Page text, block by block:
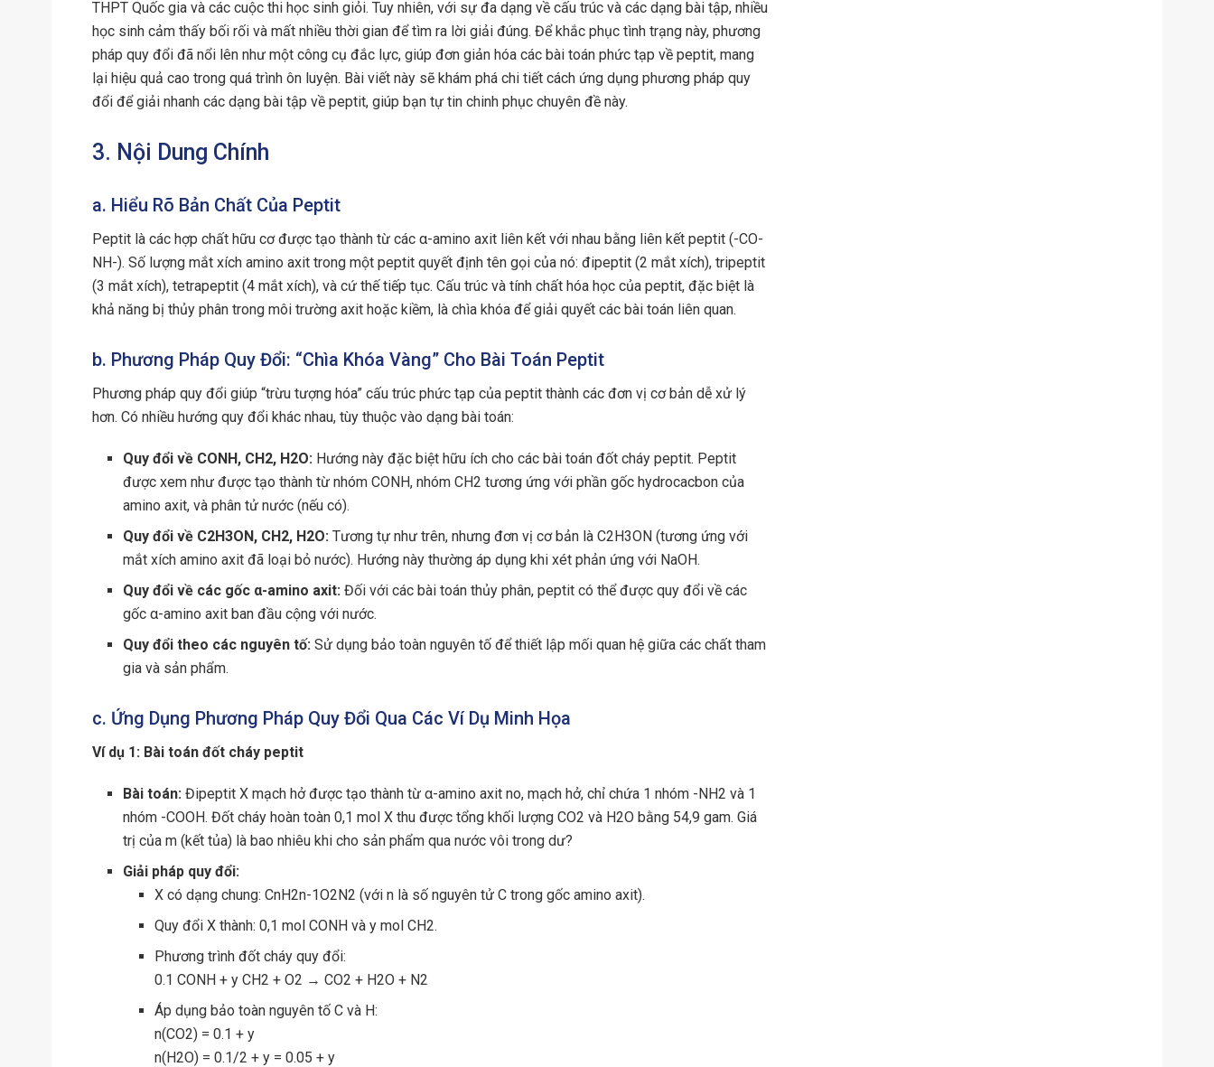
THPT Quốc gia và các cuộc thi học sinh giỏi. Tuy nhiên, với sự đa dạng về cấu trúc và các dạng bài tập, nhiều
học sinh cảm thấy bối rối và mất nhiều thời gian để tìm ra lời giải đúng. Để khắc phục tình trạng này, phương
pháp quy đổi đã nổi lên như một công cụ đắc lực, giúp đơn giản hóa các bài toán phức tạp về peptit, mang
lại hiệu quả cao trong quá trình ôn luyện. Bài viết này sẽ khám phá chi tiết cách ứng dụng phương pháp quy
đổi để giải nhanh các dạng bài tập về peptit, giúp bạn tự tin chinh phục chuyên đề này.
3. Nội Dung Chính
a. Hiểu Rõ Bản Chất Của Peptit
Peptit là các hợp chất hữu cơ được tạo thành từ các α-amino axit liên kết với nhau bằng liên kết peptit (-CO-
NH-). Số lượng mắt xích amino axit trong một peptit quyết định tên gọi của nó: đipeptit (2 mắt xích), tripeptit
(3 mắt xích), tetrapeptit (4 mắt xích), và cứ thế tiếp tục. Cấu trúc và tính chất hóa học của peptit, đặc biệt là
khả năng bị thủy phân trong môi trường axit hoặc kiềm, là chìa khóa để giải quyết các bài toán liên quan.
b. Phương Pháp Quy Đổi: “Chìa Khóa Vàng” Cho Bài Toán Peptit
Phương pháp quy đổi giúp “trừu tượng hóa” cấu trúc phức tạp của peptit thành các đơn vị cơ bản dễ xử lý
hơn. Có nhiều hướng quy đổi khác nhau, tùy thuộc vào dạng bài toán:
Quy đổi về CONH, CH2, H2O: Hướng này đặc biệt hữu ích cho các bài toán đốt cháy peptit. Peptit
được xem như được tạo thành từ nhóm CONH, nhóm CH2 tương ứng với phần gốc hydrocacbon của
amino axit, và phân tử nước (nếu có).
Quy đổi về C2H3ON, CH2, H2O: Tương tự như trên, nhưng đơn vị cơ bản là C2H3ON (tương ứng với
mắt xích amino axit đã loại bỏ nước). Hướng này thường áp dụng khi xét phản ứng với NaOH.
Quy đổi về các gốc α-amino axit: Đối với các bài toán thủy phân, peptit có thể được quy đổi về các
gốc α-amino axit ban đầu cộng với nước.
Quy đổi theo các nguyên tố: Sử dụng bảo toàn nguyên tố để thiết lập mối quan hệ giữa các chất tham
gia và sản phẩm.
c. Ứng Dụng Phương Pháp Quy Đổi Qua Các Ví Dụ Minh Họa
Ví dụ 1: Bài toán đốt cháy peptit
Bài toán: Đipeptit X mạch hở được tạo thành từ α-amino axit no, mạch hở, chỉ chứa 1 nhóm -NH2 và 1
nhóm -COOH. Đốt cháy hoàn toàn 0,1 mol X thu được tổng khối lượng CO2 và H2O bằng 54,9 gam. Giá
trị của m (kết tủa) là bao nhiêu khi cho sản phẩm qua nước vôi trong dư?
Giải pháp quy đổi:
X có dạng chung: CnH2n-1O2N2 (với n là số nguyên tử C trong gốc amino axit).
Quy đổi X thành: 0,1 mol CONH và y mol CH2.
Phương trình đốt cháy quy đổi:
0.1 CONH + y CH2 + O2 → CO2 + H2O + N2
Áp dụng bảo toàn nguyên tố C và H:
n(CO2) = 0.1 + y
n(H2O) = 0.1/2 + y = 0.05 + y